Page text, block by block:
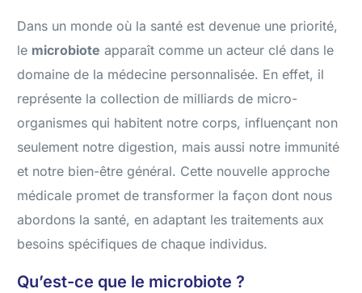
Dans un monde où la santé est devenue une priorité,
le microbiote apparaît comme un acteur clé dans le
domaine de la médecine personnalisée. En effet, il
représente la collection de milliards de micro-
organismes qui habitent notre corps, influençant non
seulement notre digestion, mais aussi notre immunité
et notre bien-être général. Cette nouvelle approche
médicale promet de transformer la façon dont nous
abordons la santé, en adaptant les traitements aux
besoins spécifiques de chaque individus.
Qu’est-ce que le microbiote ?